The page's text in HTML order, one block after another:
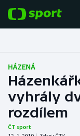
Fotbal
Hokej
Tenis
HÁZENÁ
vyhrály
rozdílem
ČT sport